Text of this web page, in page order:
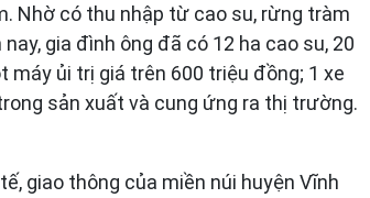
Nhờ có thu nhập từ cao su, rừng tràm
gia đình ông đã có 12 ha cao su, 20
máy ủi trị giá trên 600 triệu đồng; 1 xe
sản xuất và cung ứng ra thị trường.
giao thông của miền núi huyện Vĩnh